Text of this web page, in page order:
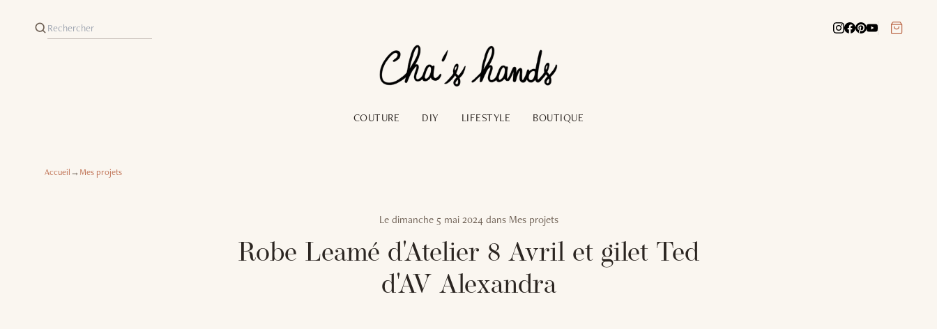
COUTURE DIY LIFESTYLE BOUTIQUE
Accueil→Mes projets
Le dimanche 5 mai 2024dans Mes projets
Robe Leamé d'Atelier 8 Avril et gilet Ted
d'AV Alexandra